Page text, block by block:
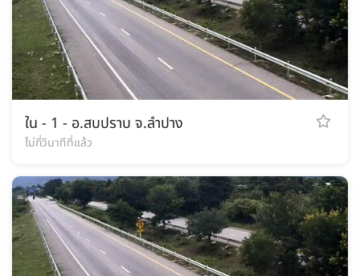
ใน - 1 - อ.สบปราบ จ.ลำปาง
ไม่กี่วินาทีที่แล้ว